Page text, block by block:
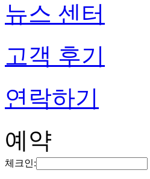
뉴스 센터
고객 후기
연락하기
예약
체크인: